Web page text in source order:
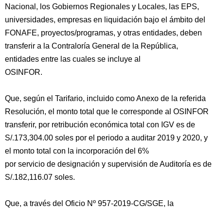
Nacional, los Gobiernos Regionales y Locales, las EPS,
universidades, empresas en liquidación bajo el ámbito del
FONAFE, proyectos/programas, y otras entidades, deben
transferir a la Contraloría General de la República,
entidades entre las cuales se incluye al
OSINFOR.
Que, según el Tarifario, incluido como Anexo de la referida
Resolución, el monto total que le corresponde al OSINFOR
transferir, por retribución económica total con IGV es de
S/.173,304.00 soles por el periodo a auditar 2019 y 2020, y
el monto total con la incorporación del 6%
por servicio de designación y supervisión de Auditoría es de
S/.182,116.07 soles.
Que, a través del Oficio Nº 957-2019-CG/SGE, la